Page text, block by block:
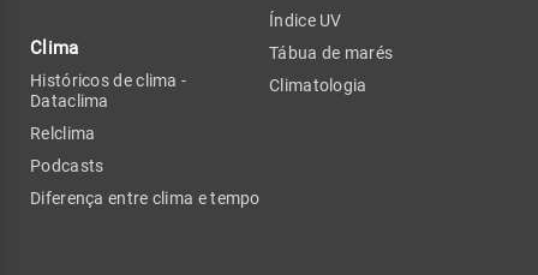
Clima
Históricos de clima -
Dataclima
Relclima
Podcasts
Diferença entre clima e tempo
Índice UV
Tábua de marés
Climatologia